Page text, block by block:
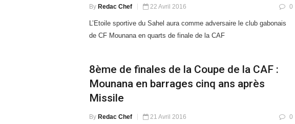
By Redac Chef 22 Avril 2016 0
L’Etoile sportive du Sahel aura comme adversaire le club gabonais
de CF Mounana en quarts de finale de la CAF
8ème de finales de la Coupe de la CAF :
Mounana en barrages cinq ans après
Missile
By Redac Chef 21 Avril 2016 0